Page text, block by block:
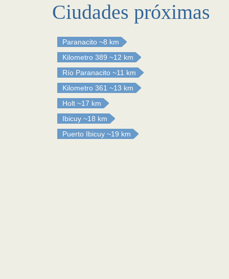
Ciudades próximas
Paranacito ~8 km
Kilometro 389 ~12 km
Río Paranacito ~11 km
Kilometro 361 ~13 km
Holt ~17 km
Ibicuy ~18 km
Puerto Ibicuy ~19 km